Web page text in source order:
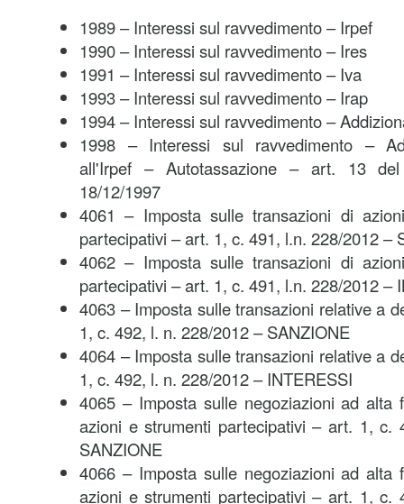
1989 – Interessi sul ravvedimento – Irpef
1990 – Interessi sul ravvedimento – Ires
1991 – Interessi sul ravvedimento – Iva
1993 – Interessi sul ravvedimento – Irap
1994 – Interessi sul ravvedimento –
1998 – Interessi sul ravvedimento –
all'Irpef – Autotassazione – art. 13
18/12/1997
4061 – Imposta sulle transazioni di
partecipativi – art. 1, c. 491, l.n. 228/2012 –
4062 – Imposta sulle transazioni di
partecipativi – art. 1, c. 491, l.n. 228/2012 –
4063 – Imposta sulle transazioni relative a
1, c. 492, l. n. 228/2012 – SANZIONE
4064 – Imposta sulle transazioni relative a
1, c. 492, l. n. 228/2012 – INTERESSI
4065 – Imposta sulle negoziazioni ad alta
azioni e strumenti partecipativi – art. 1, c.
SANZIONE
4066 – Imposta sulle negoziazioni ad alta
azioni e strumenti partecipativi – art. 1, c.